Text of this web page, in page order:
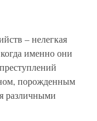
– нелегкая
именно они
порожденным
различными